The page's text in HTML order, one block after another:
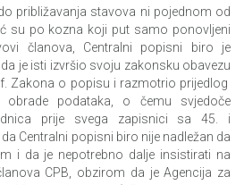
približavanja stavova ni pojednom od
su po kozna koji put samo ponovljeni
članova, Centralni popisni biro je
da je isti izvršio svoju zakonsku obavezu
Zakona o popisu i razmotrio prijedlog
obrade podataka, o čemu svjedoče
prije svega zapisnici sa 45. i
Centralni popisni biro nije nadležan da
i da je nepotrebno dalje insistirati na
CPB, obzirom da je Agencija za